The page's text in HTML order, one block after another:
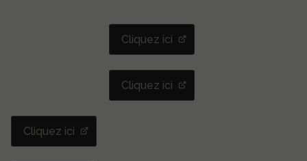
Cliquez ici
Cliquez ici
Cliquez ici